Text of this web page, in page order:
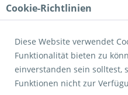
Cookie-Richtlinien
Diese Website verwendet
Funktionalität bieten zu
einverstanden sein solltest,
Funktionen nicht zur